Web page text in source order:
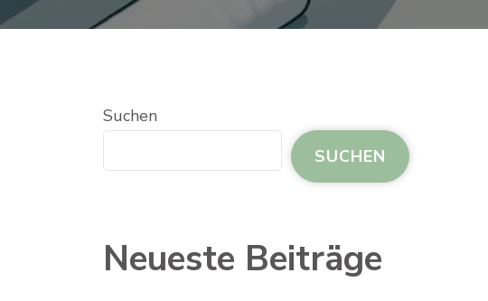
Suchen
SUCHEN
Neueste Beiträge